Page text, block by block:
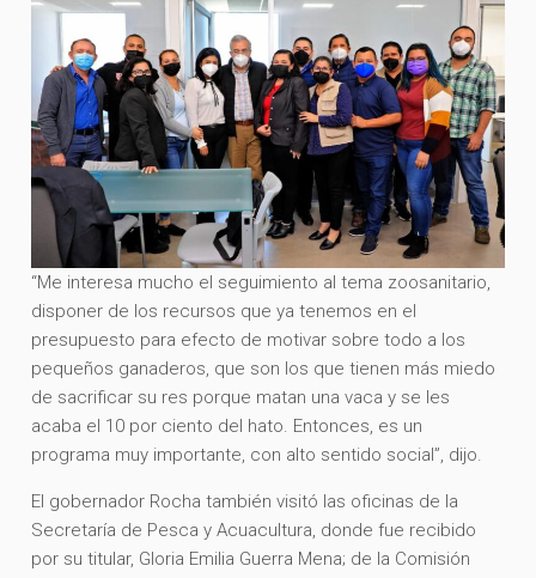
“Me interesa mucho el seguimiento al tema zoosanitario,
disponer de los recursos que ya tenemos en el
presupuesto para efecto de motivar sobre todo a los
pequeños ganaderos, que son los que tienen más miedo
de sacrificar su res porque matan una vaca y se les
acaba el 10 por ciento del hato. Entonces, es un
programa muy importante, con alto sentido social”, dijo.
El gobernador Rocha también visitó las oficinas de la
Secretaría de Pesca y Acuacultura, donde fue recibido
por su titular, Gloria Emilia Guerra Mena; de la Comisión